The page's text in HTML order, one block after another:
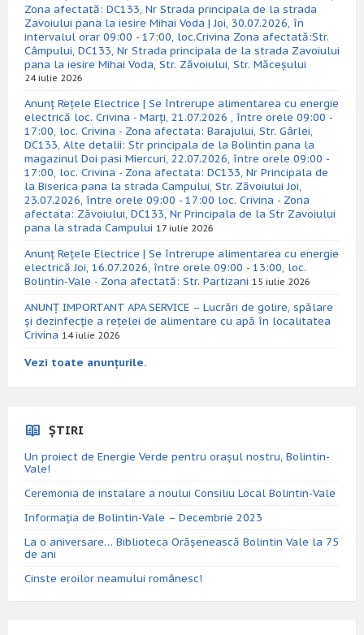
Zona afectată: DC133, Nr Strada principala de la strada
Zavoiului pana la iesire Mihai Voda | Joi, 30.07.2026, în
intervalul orar 09:00 - 17:00, loc.Crivina Zona afectată:Str.
Câmpului, DC133, Nr Strada principala de la strada Zavoiului
pana la iesire Mihai Voda, Str. Zăvoiului, Str. Măceșului
24 iulie 2026
Anunț Rețele Electrice | Se întrerupe alimentarea cu energie
electrică loc. Crivina - Marți, 21.07.2026 , între orele 09:00 -
17:00, loc. Crivina - Zona afectata: Barajului, Str. Gârlei,
DC133, Alte detalii: Str principala de la Bolintin pana la
magazinul Doi pasi Miercuri, 22.07.2026, între orele 09:00 -
17:00, loc. Crivina - Zona afectata: DC133, Nr Principala de
la Biserica pana la strada Campului, Str. Zăvoiului Joi,
23.07.2026, între orele 09:00 - 17:00 loc. Crivina - Zona
afectata: Zăvoiului, DC133, Nr Principala de la Str Zavoiului
pana la strada Campului 17 iulie 2026
Anunț Rețele Electrice | Se întrerupe alimentarea cu energie
electrică Joi, 16.07.2026, între orele 09:00 - 13:00, loc.
Bolintin-Vale - Zona afectată: Str. Partizani 15 iulie 2026
ANUNȚ IMPORTANT APA SERVICE – Lucrări de golire, spălare
și dezinfecție a rețelei de alimentare cu apă în localitatea
Crivina 14 iulie 2026
Vezi toate anunțurile.
ȘTIRI
Un proiect de Energie Verde pentru orașul nostru, Bolintin-
Vale!
Ceremonia de instalare a noului Consiliu Local Bolintin-Vale
Informația de Bolintin-Vale – Decembrie 2023
La o aniversare… Biblioteca Orăşenească Bolintin Vale la 75
de ani
Cinste eroilor neamului românesc!